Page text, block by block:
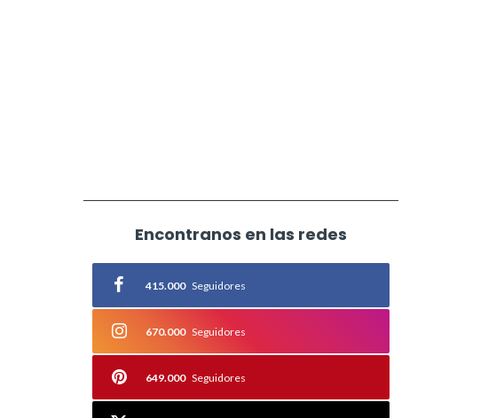
Encontranos en las redes
415.000 Seguidores
670.000 Seguidores
649.000 Seguidores